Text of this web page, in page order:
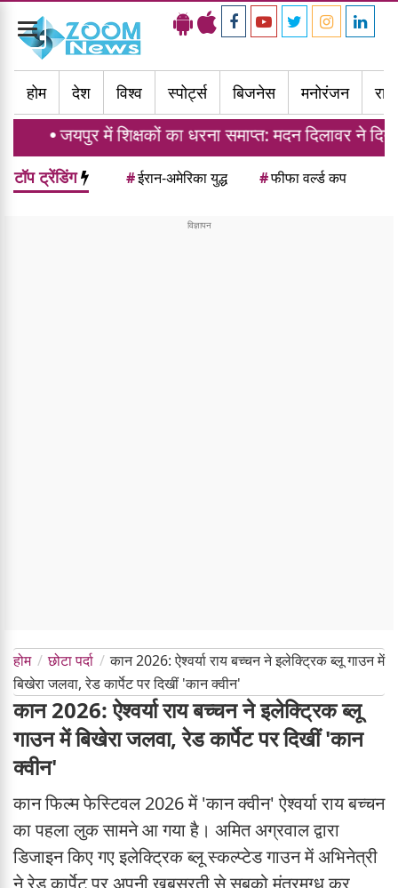
Toggle
navigation
होम
देश विश्व स्पोर्ट्स बिजनेस मनोरंजन
जयपुर में शिक्षकों का धरना समाप्त: मदन दिलावर ने दिया
टॉप ट्रेंडिंग #ईरान-अमेरिका युद्ध #फीफा वर्ल्ड कप
होम छोटा पर्दा
कान 2026: ऐश्वर्या राय बच्चन ने इलेक्ट्रिक ब्लू गाउन में
बिखेरा जलवा, रेड कार्पेट पर दिखीं 'कान क्वीन'
कान 2026: ऐश्वर्या राय बच्चन ने इलेक्ट्रिक ब्लू
गाउन में बिखेरा जलवा, रेड कार्पेट पर दिखीं 'कान
क्वीन'
कान फिल्म फेस्टिवल 2026 में 'कान क्वीन' ऐश्वर्या राय बच्चन
का पहला लुक सामने आ गया है। अमित अग्रवाल द्वारा
डिजाइन किए गए इलेक्ट्रिक ब्लू स्कल्प्टेड गाउन में अभिनेत्री